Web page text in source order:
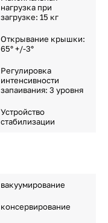
нагрузка при
загрузке: 15 кг
Открывание крышки:
65° +/-3°
Регулировка
интенсивности
запаивания: 3 уровня
Устройство
стабилизации
вакуумирование
консервирование